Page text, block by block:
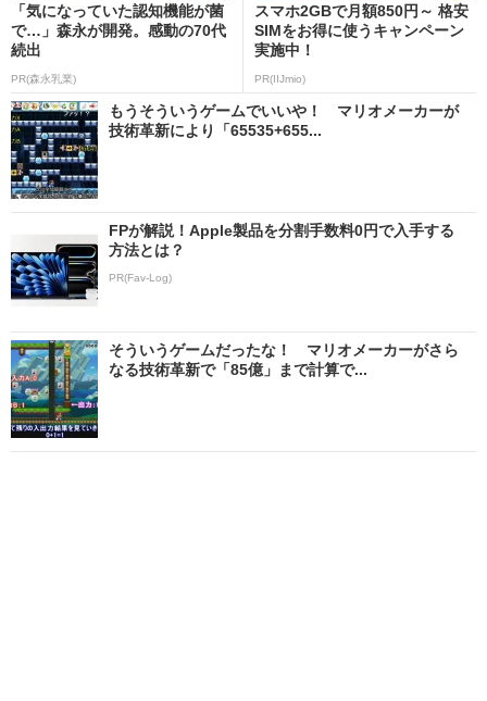
「気になっていた認知機能が菌
で…」森永が開発。感動の70代
続出
PR(森永乳業)
スマホ2GBで月額850円～ 格安
SIMをお得に使うキャンペーン
実施中！
PR(IIJmio)
もうそういうゲームでいいや！ マリオメーカーが
技術革新により「65535+655...
FPが解説！Apple製品を分割手数料0円で入手する
方法とは？
PR(Fav-Log)
そういうゲームだったな！ マリオメーカーがさら
なる技術革新で「85億」まで計算で...